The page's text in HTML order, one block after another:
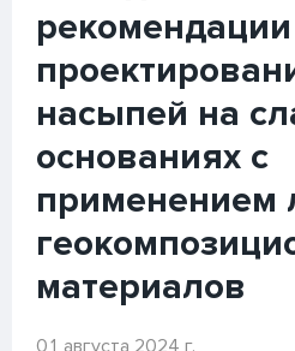
насыпей на
основаниях с
применением
материалов
01 августа 2024 г.